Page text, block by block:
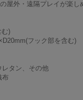
屋外・遠隔プレイが楽し
)
フック部を含む)
タン、その他
布